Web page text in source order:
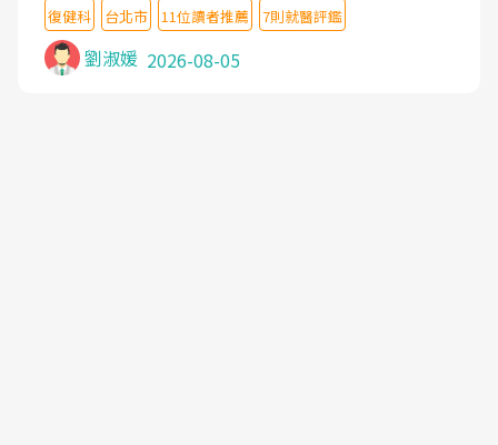
沒有用,後來連吃到嗎啡類止痛藥都效果有限,只是壓
症狀,沒多久就痛起來,多年失眠嚴重影響生活品質.
台灣親友介紹忠孝醫院杜育才主任是頸頭症候群專
復健科 台北市 11位讀者推薦 7則就醫評鑑
劉淑媛 2026-08-05